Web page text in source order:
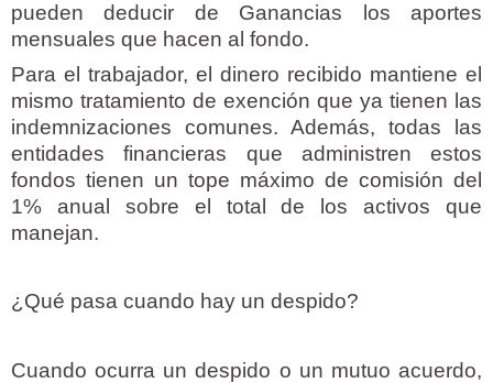
pueden deducir de Ganancias los aportes
mensuales que hacen al fondo.
Para el trabajador, el dinero recibido mantiene el
mismo tratamiento de exención que ya tienen las
indemnizaciones comunes. Además, todas las
entidades financieras que administren estos
fondos tienen un tope máximo de comisión del
1% anual sobre el total de los activos que
manejan.
¿Qué pasa cuando hay un despido?
Cuando ocurra un despido o un mutuo acuerdo,